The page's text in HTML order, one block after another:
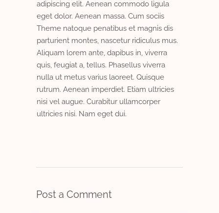
adipiscing elit. Aenean commodo ligula
eget dolor. Aenean massa. Cum sociis
Theme natoque penatibus et magnis dis
parturient montes, nascetur ridiculus mus.
Aliquam lorem ante, dapibus in, viverra
quis, feugiat a, tellus. Phasellus viverra
nulla ut metus varius laoreet. Quisque
rutrum. Aenean imperdiet. Etiam ultricies
nisi vel augue. Curabitur ullamcorper
ultricies nisi. Nam eget dui.
Post a Comment